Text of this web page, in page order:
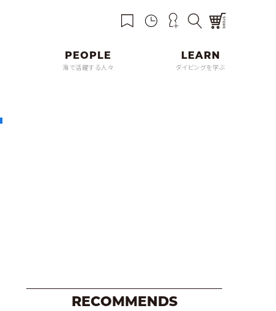
海で活躍する人々 ダイビングを学ぶ
RECOMMENDS